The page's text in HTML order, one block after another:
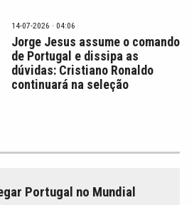
14-07-2026 · 04:06
Jorge Jesus assume o comando
de Portugal e dissipa as
dúvidas: Cristiano Ronaldo
continuará na seleção
Portugal no Mundial